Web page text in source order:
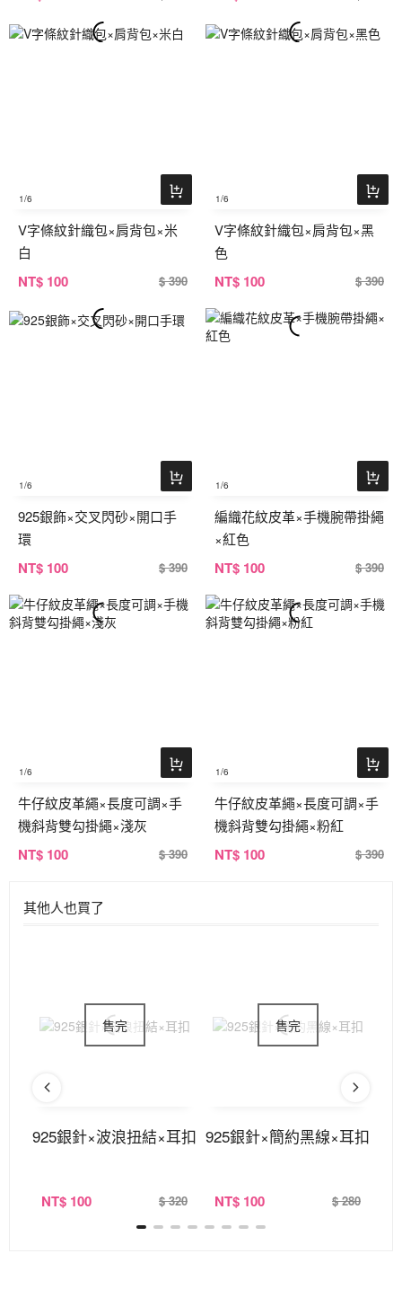
1/6
V字條紋針織包×肩背包×米
白
NT$ 100 $ 390
1/6
V字條紋針織包×肩背包×黑
色
NT$ 100 $ 390
1/6
925銀飾×交叉閃砂×開口手
環
NT$ 100 $ 390
1/6
編織花紋皮革×手機腕帶掛繩
×紅色
NT$ 100 $ 390
1/6
牛仔紋皮革繩×長度可調×手
機斜背雙勾掛繩×淺灰
NT$ 100 $ 390
1/6
牛仔紋皮革繩×長度可調×手
機斜背雙勾掛繩×粉紅
NT$ 100 $ 390
其他人也買了
925銀針×波浪扭結×耳扣
NT$ 100 $ 320
925銀針×簡約黑線×耳扣
NT$ 100 $ 280